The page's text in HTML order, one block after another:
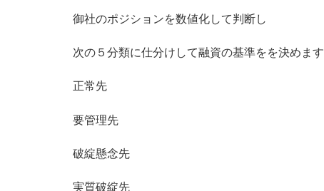
御社のポジションを数値化して判断し
次の５分類に仕分けして融資の基準をを決めます
正常先
要管理先
破綻懸念先
実質破綻先